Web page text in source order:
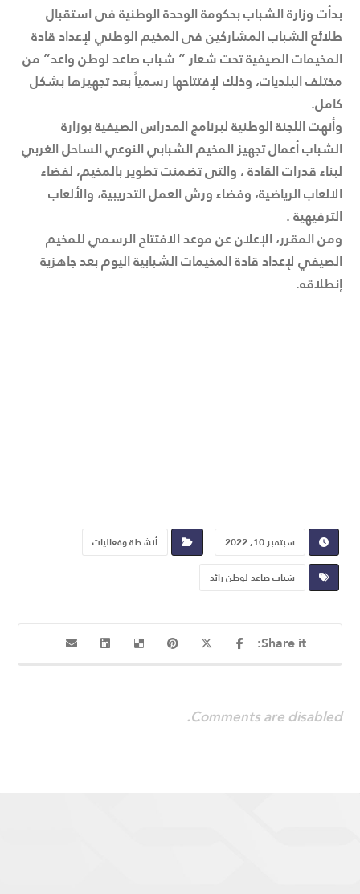
بدأت وزارة الشباب بحكومة الوحدة الوطنية فى استقبال
طلائع الشباب المشاركين فى المخيم الوطني لإعداد قادة
المخيمات الصيفية تحت شعار ” شباب صاعد لوطن واعد” من
مختلف البلديات، وذلك لإفتتاحها رسمياً بعد تجهيزها بشكل
كامل.
وأنهت اللجنة الوطنية لبرنامج المدراس الصيفية بوزارة
الشباب أعمال تجهيز المخيم الشبابي النوعي الساحل الغربي
لبناء قدرات القادة ، والتى تضمنت تطوير بالمخيم، لفضاء
الالعاب الرياضية، وفضاء ورش العمل التدريبية، والألعاب
الترفيهية .
ومن المقرر، الإعلان عن موعد الافتتاح الرسمي للمخيم
الصيفي لإعداد قادة المخيمات الشبابية اليوم بعد جاهزية
إنطلاقه.
سبتمبر 10, 2022
أنشطة وفعاليات
شباب صاعد لوطن رائد
Comments are disabled.